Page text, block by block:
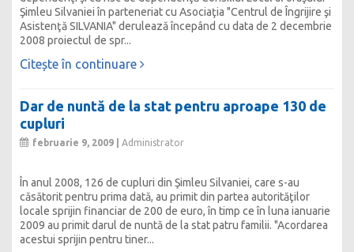
Şimleu Silvaniei în parteneriat cu Asociaţia "Centrul de Îngrijire şi
Asistenţă SILVANIA" derulează începând cu data de 2 decembrie
2008 proiectul de spr...
Citește în continuare
Dar de nuntă de la stat pentru aproape 130 de
cupluri
februarie 9, 2009 | Administrator
În anul 2008, 126 de cupluri din Şimleu Silvaniei, care s-au
căsătorit pentru prima dată, au primit din partea autorităţilor
locale sprijin financiar de 200 de euro, în timp ce în luna ianuarie
2009 au primit darul de nuntă de la stat patru familii. "Acordarea
acestui sprijin pentru tiner...